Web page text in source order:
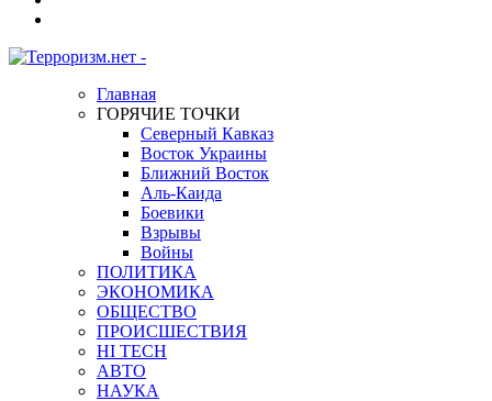
Главная
ГОРЯЧИЕ ТОЧКИ
Северный Кавказ
Восток Украины
Ближний Восток
Аль-Каида
Боевики
Взрывы
Войны
ПОЛИТИКА
ЭКОНОМИКА
ОБЩЕСТВО
ПРОИСШЕСТВИЯ
HI TECH
АВТО
НАУКА